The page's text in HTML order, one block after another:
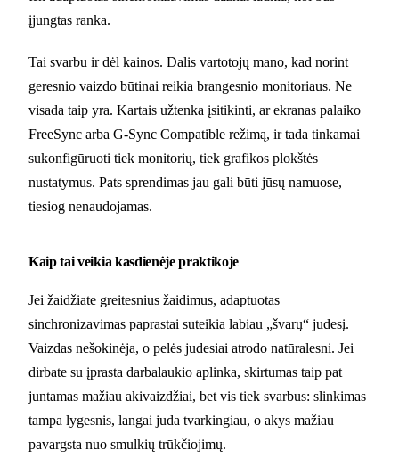
įjungtas ranka.
Tai svarbu ir dėl kainos. Dalis vartotojų mano, kad norint
geresnio vaizdo būtinai reikia brangesnio monitoriaus. Ne
visada taip yra. Kartais užtenka įsitikinti, ar ekranas palaiko
FreeSync arba G-Sync Compatible režimą, ir tada tinkamai
sukonfigūruoti tiek monitorių, tiek grafikos plokštės
nustatymus. Pats sprendimas jau gali būti jūsų namuose,
tiesiog nenaudojamas.
Kaip tai veikia kasdienėje praktikoje
Jei žaidžiate greitesnius žaidimus, adaptuotas
sinchronizavimas paprastai suteikia labiau „švarų“ judesį.
Vaizdas nešokinėja, o pelės judesiai atrodo natūralesni. Jei
dirbate su įprasta darbalaukio aplinka, skirtumas taip pat
juntamas mažiau akivaizdžiai, bet vis tiek svarbus: slinkimas
tampa lygesnis, langai juda tvarkingiau, o akys mažiau
pavargsta nuo smulkių trūkčiojimų.